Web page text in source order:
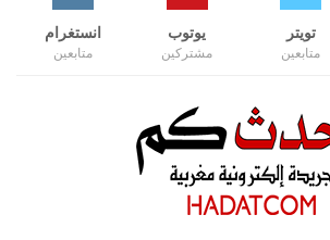
تويتر
متابعين
يوتوب
مشتركين
انستغرام
متابعين